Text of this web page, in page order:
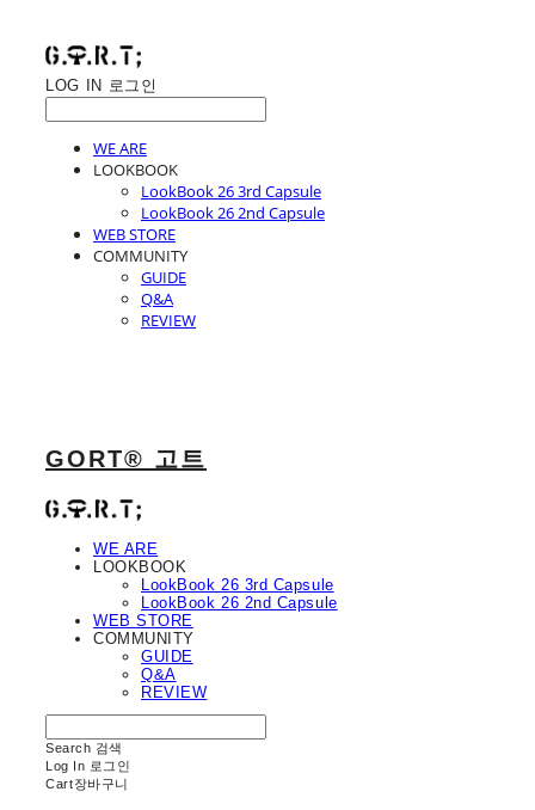
LOG IN 로그인
WE ARE
LOOKBOOK
LookBook 26 3rd Capsule
LookBook 26 2nd Capsule
WEB STORE
COMMUNITY
GUIDE
Q&A
REVIEW
GORT® 고트
WE ARE
LOOKBOOK
LookBook 26 3rd Capsule
LookBook 26 2nd Capsule
WEB STORE
COMMUNITY
GUIDE
Q&A
REVIEW
Search 검색
Log In 로그인
Cart장바구니